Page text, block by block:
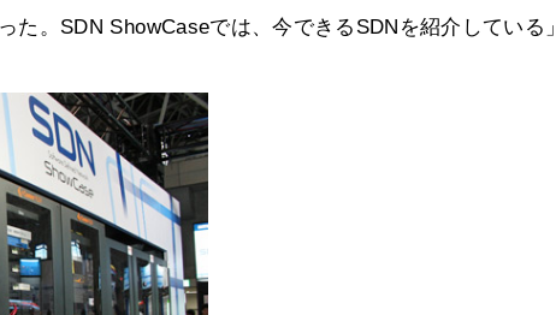
た。SDN ShowCaseでは、今できるSDNを紹介している」